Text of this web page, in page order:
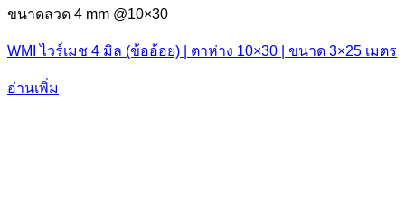
ขนาดลวด 4 mm @10×30
WMI ไวร์เมช 4 มิล (ข้ออ้อย) | ตาห่าง 10×30 | ขนาด 3×25 เมตร
อ่านเพิ่ม